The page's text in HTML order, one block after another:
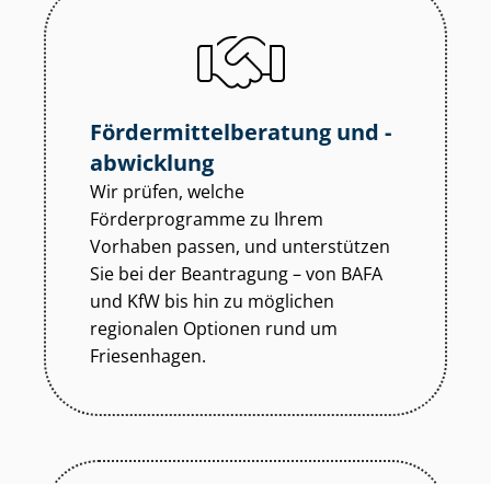
För­der­mit­tel­be­ra­tung und -
abwicklung
Wir prüfen, welche
Förderprogramme zu Ihrem
Vorhaben passen, und unterstützen
Sie bei der Beantragung – von BAFA
und KfW bis hin zu möglichen
regionalen Optionen rund um
Friesenhagen.